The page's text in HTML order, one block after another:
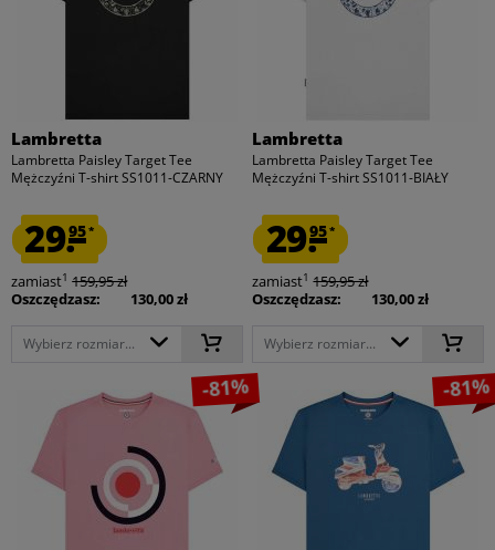
Lambretta
Lambretta Paisley Target Tee
Mężczyźni T-shirt SS1011-CZARNY
29.95*
zamiast1 159,95 zł
Oszczędzasz:
130,00 zł
Wybierz rozmiar...
Lambretta
Lambretta Paisley Target Tee
Mężczyźni T-shirt SS1011-BIAŁY
29.95*
zamiast1 159,95 zł
Oszczędzasz:
130,00 zł
Wybierz rozmiar...
-81% -81%